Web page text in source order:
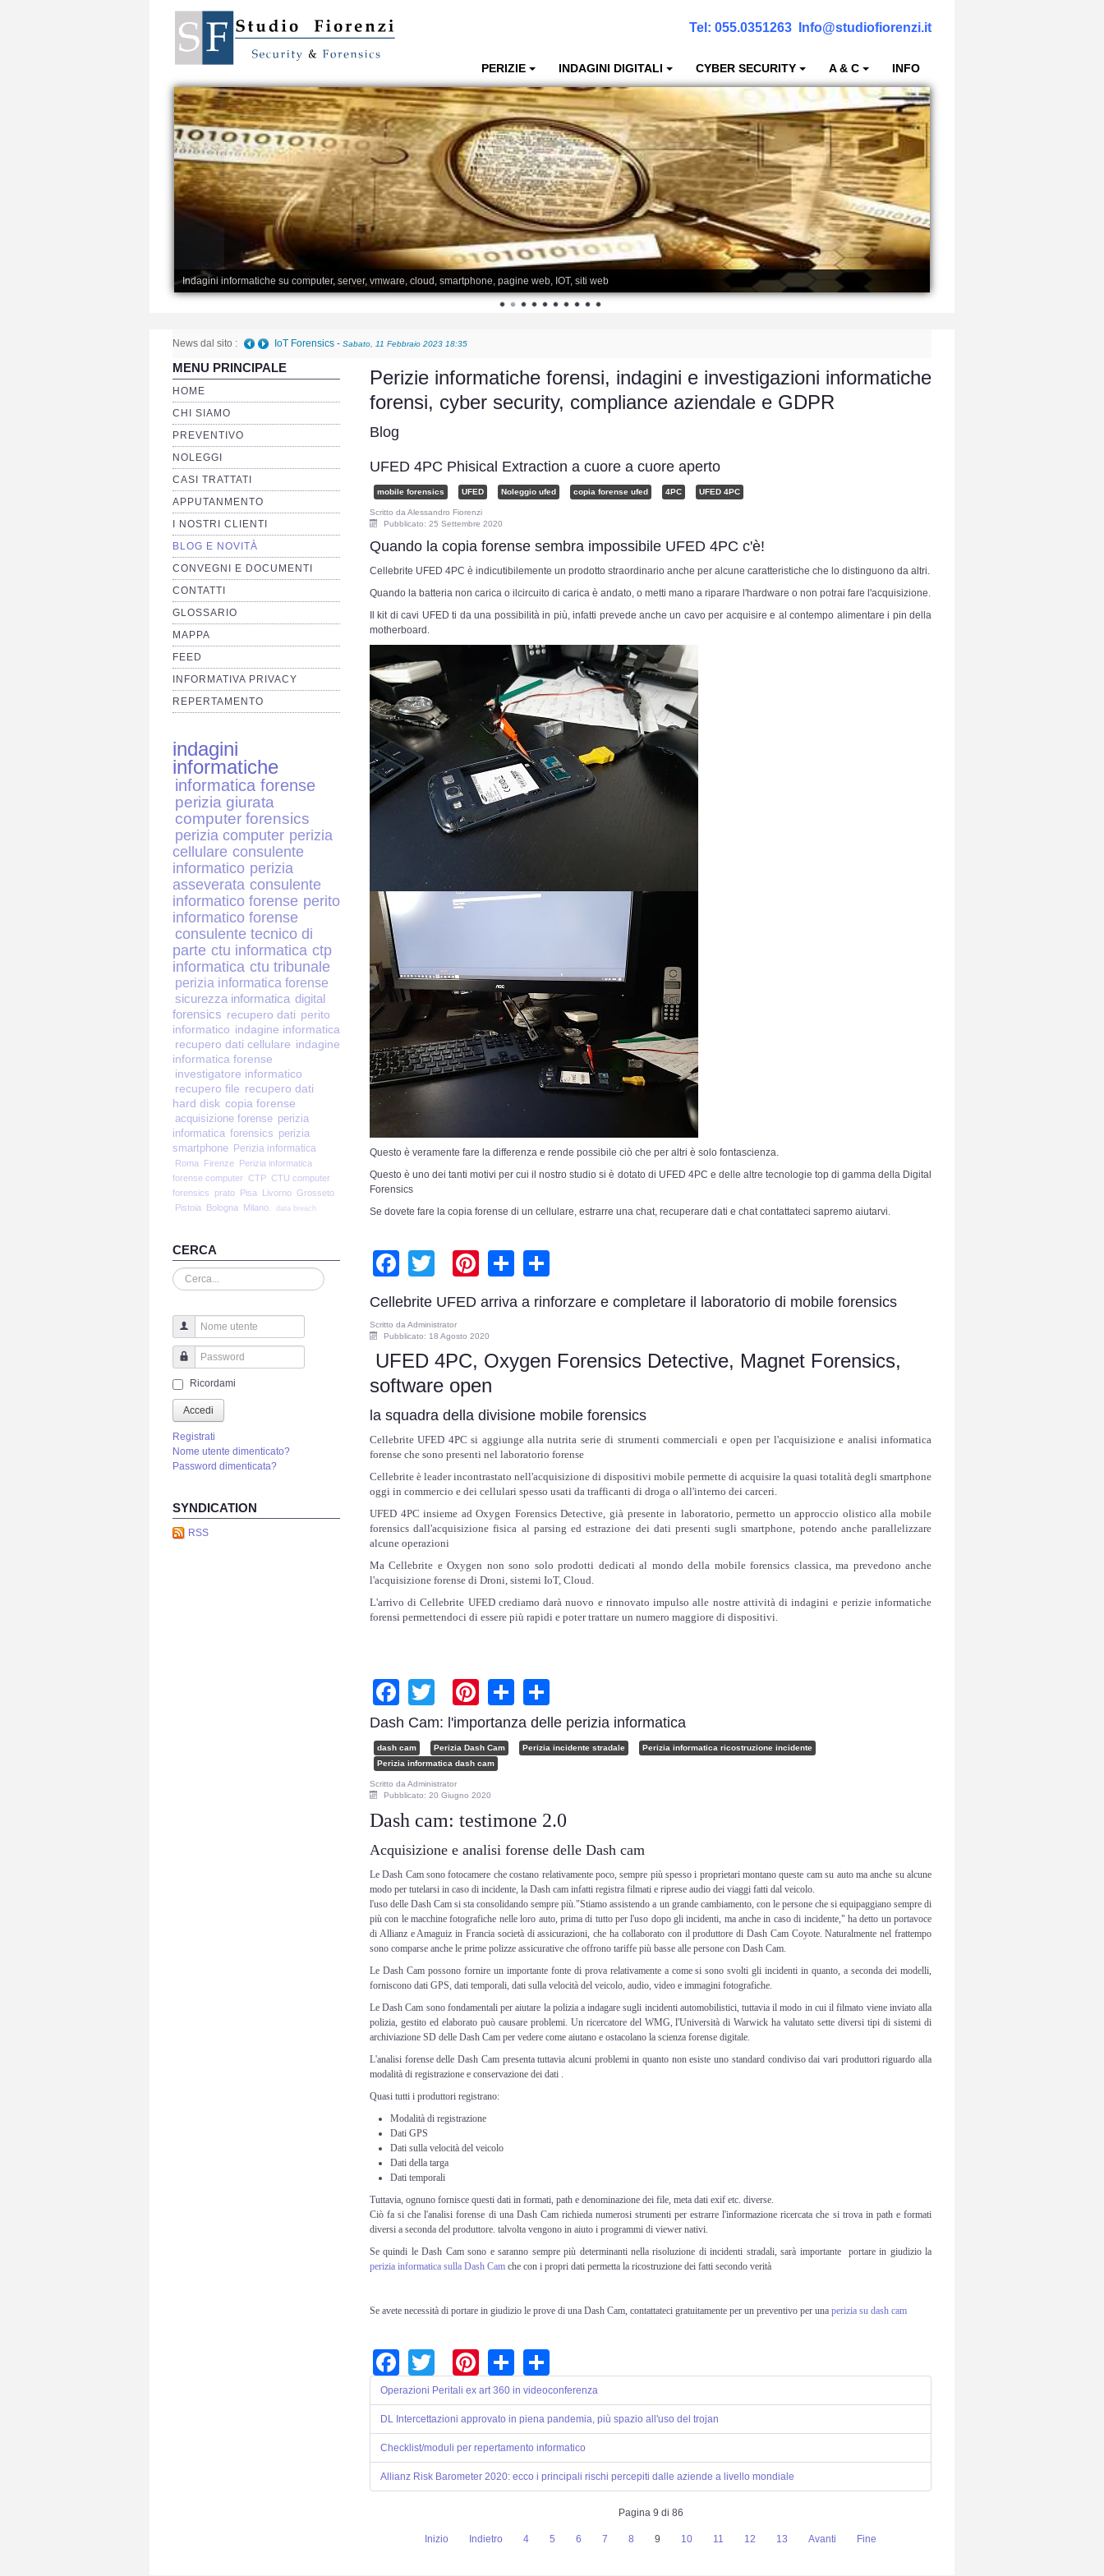
Tel: 055.0351263 Info@studiofiorenzi.it
PERIZIE INDAGINI DIGITALI CYBER SECURITY A & C INFO
Indagini informatiche su computer, server, vmware, cloud, smartphone, pagine web, IOT, siti web
News dal sito : Telefono danneggiato posso recuperare i dati anche a fini giudiziari?
MENU PRINCIPALE
HOME
CHI SIAMO
PREVENTIVO
NOLEGGI
CASI TRATTATI
APPUTANMENTO
I NOSTRI CLIENTI
BLOG E NOVITÀ
CONVEGNI E DOCUMENTI
CONTATTI
GLOSSARIO
MAPPA
FEED
INFORMATIVA PRIVACY
REPERTAMENTO
indagini
informatiche
informatica forense
perizia giurata
computer forensics
perizia computer perizia
cellulare consulente
informatico perizia
asseverata consulente
informatico forense perito
informatico forense
consulente tecnico di
parte ctu informatica ctp
informatica ctu tribunale
perizia informatica forense
sicurezza informatica digital
forensics recupero dati perito
informatico indagine informatica
recupero dati cellulare indagine
informatica forense
investigatore informatico
recupero file recupero dati
hard disk copia forense
acquisizione forense perizia
informatica forensics perizia
smartphone Perizia informatica
Roma Firenze Perizia informatica
forense computer CTP CTU computer
forensics
prato Pisa Livorno Grosseto
Pistoia
Bologna Milano. data breach
CERCA
Cerca...
Nome utente
Password
Ricordami
Accedi
Registrati
Nome utente dimenticato?
Password dimenticata?
SYNDICATION
RSS
Perizie informatiche forensi, indagini e investigazioni informatiche
forensi, cyber security, compliance aziendale e GDPR
Blog
UFED 4PC Phisical Extraction a cuore a cuore aperto
mobile forensics UFED Noleggio ufed copia forense ufed 4PC UFED 4PC
Scritto da Alessandro Fiorenzi
Pubblicato: 25 Settembre 2020
Quando la copia forense sembra impossibile UFED 4PC c'è!
Cellebrite UFED 4PC è indicutibilemente un prodotto straordinario anche per alcune caratteristiche che lo distinguono da altri.
Quando la batteria non carica o ilcircuito di carica è andato, o metti mano a riparare l'hardware o non potrai fare l'acquisizione.
Il kit di cavi UFED ti da una possibilità in più, infatti prevede anche un cavo per acquisire e al contempo alimentare i pin della
motherboard.
Questo è veramente fare la differenza e rende possibile ciò che per altri è solo fontascienza.
Questo è uno dei tanti motivi per cui il nostro studio si è dotato di UFED 4PC e delle altre tecnologie top di gamma della Digital
Forensics
Se dovete fare la copia forense di un cellulare, estrarre una chat, recuperare dati e chat contattateci sapremo aiutarvi.
Facebook
TwitterPinterest
Share
Cellebrite UFED arriva a rinforzare e completare il laboratorio di mobile forensics
Scritto da Administrator
Pubblicato: 18 Agosto 2020
UFED 4PC, Oxygen Forensics Detective, Magnet Forensics,
software open
la squadra della divisione mobile forensics
Cellebrite UFED 4PC si aggiunge alla nutrita serie di strumenti commerciali e open per l'acquisizione e analisi informatica
forense che sono presenti nel laboratorio forense
Cellebrite è leader incontrastato nell'acquisizione di dispositivi mobile permette di acquisire la quasi totalità degli smartphone
oggi in commercio e dei cellulari spesso usati da trafficanti di droga o all'interno dei carceri.
UFED 4PC insieme ad Oxygen Forensics Detective, già presente in laboratorio, permetto un approccio olistico alla mobile
forensics dall'acquisizione fisica al parsing ed estrazione dei dati presenti sugli smartphone, potendo anche parallelizzare
alcune operazioni
Ma Cellebrite e Oxygen non sono solo prodotti dedicati al mondo della mobile forensics classica, ma prevedono anche
l'acquisizione forense di Droni, sistemi IoT, Cloud.
L'arrivo di Cellebrite UFED crediamo darà nuovo e rinnovato impulso alle nostre attività di indagini e perizie informatiche
forensi permettendoci di essere più rapidi e poter trattare un numero maggiore di dispositivi.
Facebook
TwitterPinterest
Share
Dash Cam: l'importanza delle perizia informatica
dash cam Perizia Dash Cam Perizia incidente stradale
Perizia informatica ricostruzione incidente
Perizia informatica dash cam
Scritto da Administrator
Pubblicato: 20 Giugno 2020
Dash cam: testimone 2.0
Acquisizione e analisi forense delle Dash cam
LeDash Camsono fotocamere che costano relativamente poco, sempre più spesso i proprietari montano queste cam su auto ma anche su alcune
modo per tutelarsi in caso di incidente, la Dash cam infatti registra filmati e riprese audio dei viaggi fatti dal veicolo.
l'uso delle Dash Cam si sta consolidando sempre più."Stiamo assistendo a un grande cambiamento, con le persone che si equipaggiano sempre di
più con le macchine fotografiche nelle loro auto, prima di tutto per l'uso dopo gli incidenti, ma anche in caso di incidente," ha detto un portavoce
di Allianz e Amaguiz in Francia società di assicurazioni, che ha collaborato con il produttore di Dash CamCoyote. Naturalmente nel frattempo
sono comparse anche le prime polizze assicurative che offrono tariffe più basse alle persone con Dash Cam
Le Dash Campossono fornire un importante fonte di prova relativamente a come si sono svolti gli incidenti in quanto, a seconda dei modelli,
forniscono dati GPS, dati temporali, dati sulla velocità del veicolo, audio, video e immagini fotografiche.
LeDash Cam sono fondamentali per aiutare la polizia a indagare sugli incidenti automobilistici, tuttavia il modo in cui il filmato viene inviato alla
polizia, gestito ed elaborato può causare problemi. Un ricercatore del WMG, l'Università di Warwick ha valutato sette diversi tipi di sistemi di
archiviazione SD delle Dash Cam per vedere come aiutano e ostacolano la scienza forense digitale.
L'analisi forense delleDash Campresenta tuttavia alcuni problemi in quanto non esiste uno standard condiviso dai vari produttori riguardo alla
modalità di registrazione e conservazione dei dati .
Quasi tutti i produttori registrano:
Modalità di registrazione
Dati GPS
Dati sulla velocità del veicolo
Dati della targa
Dati temporali
Tuttavia, ognuno fornisce questi dati in formati, path e denominazione dei file, meta dati exif etc. diverse.
Ciò fa si che l'analisi forense di una Dash Camrichieda numerosi strumenti per estrarre l'informazione ricercata che si trova in path e formati
diversi a seconda del produttore. talvolta vengono in aiuto i programmi di viewer nativi.
Se quindi le Dash Cam sono e saranno sempre più determinanti nella risoluzione di incidenti stradali, sarà importante portare in giudizio la
perizia informatica sulla Dash Cam che con i propri dati permetta la ricostruzione dei fatti secondo verità
Se avete necessità di portare in giudizio le prove di una Dash Cam, contattateci gratuitamente per un preventivo per una perizia su dash cam
Facebook
TwitterPinterest
Share
Operazioni Peritali ex art 360 in videoconferenza
DL Intercettazioni approvato in piena pandemia, più spazio all'uso del trojan
Checklist/moduli per repertamento informatico
Allianz Risk Barometer 2020: ecco i principali rischi percepiti dalle aziende a livello mondiale
Pagina 9 di 86
Inizio Indietro 4 5 6 7 8 9 10 11 12 13 Avanti Fine